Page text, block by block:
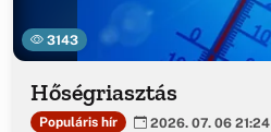
3143
Hőségriasztás
Populáris hír 2026. 07. 06 21:24